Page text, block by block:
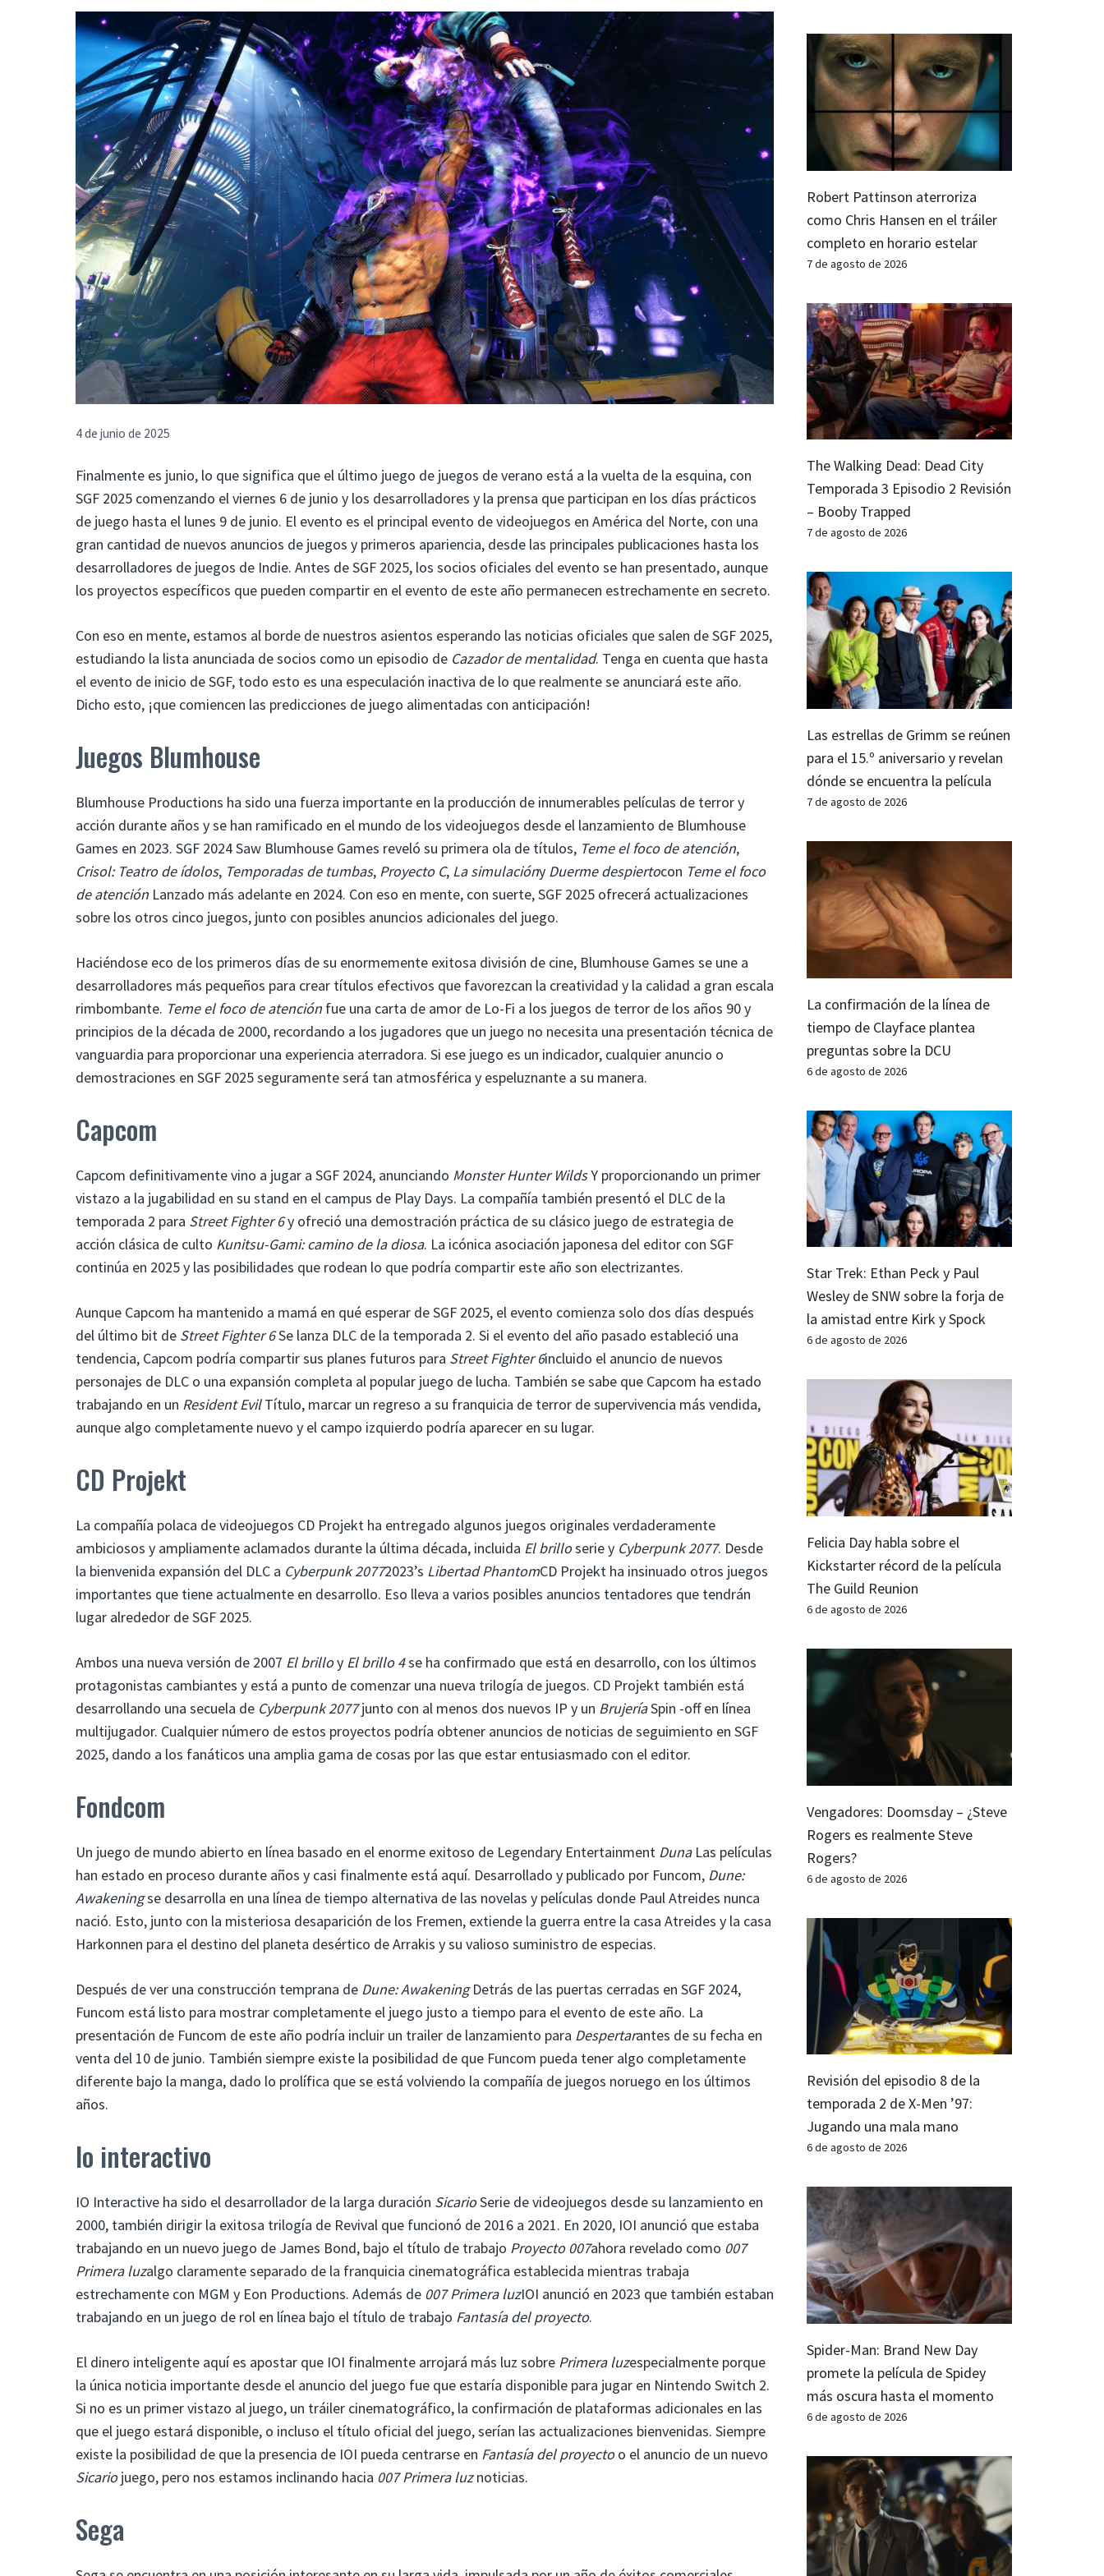
4 de junio de 2025
Finalmente es junio, lo que significa que el último juego de juegos de verano está a la vuelta de la esquina, con
SGF 2025 comenzando el viernes 6 de junio y los desarrolladores y la prensa que participan en los días prácticos
de juego hasta el lunes 9 de junio. El evento es el principal evento de videojuegos en América del Norte, con una
gran cantidad de nuevos anuncios de juegos y primeros apariencia, desde las principales publicaciones hasta los
desarrolladores de juegos de Indie. Antes de SGF 2025, los socios oficiales del evento se han presentado, aunque
los proyectos específicos que pueden compartir en el evento de este año permanecen estrechamente en secreto.
Con eso en mente, estamos al borde de nuestros asientos esperando las noticias oficiales que salen de SGF 2025,
estudiando la lista anunciada de socios como un episodio de Cazador de mentalidad. Tenga en cuenta que hasta
el evento de inicio de SGF, todo esto es una especulación inactiva de lo que realmente se anunciará este año.
Dicho esto, ¡que comiencen las predicciones de juego alimentadas con anticipación!
Juegos Blumhouse
Blumhouse Productions ha sido una fuerza importante en la producción de innumerables películas de terror y
acción durante años y se han ramificado en el mundo de los videojuegos desde el lanzamiento de Blumhouse
Games en 2023. SGF 2024 Saw Blumhouse Games reveló su primera ola de títulos, Teme el foco de atención,
Crisol: Teatro de ídolos, Temporadas de tumbas, Proyecto C, La simulacióny Duerme despiertocon Teme el foco
de atención Lanzado más adelante en 2024. Con eso en mente, con suerte, SGF 2025 ofrecerá actualizaciones
sobre los otros cinco juegos, junto con posibles anuncios adicionales del juego.
Haciéndose eco de los primeros días de su enormemente exitosa división de cine, Blumhouse Games se une a
desarrolladores más pequeños para crear títulos efectivos que favorezcan la creatividad y la calidad a gran escala
rimbombante. Teme el foco de atención fue una carta de amor de Lo-Fi a los juegos de terror de los años 90 y
principios de la década de 2000, recordando a los jugadores que un juego no necesita una presentación técnica de
vanguardia para proporcionar una experiencia aterradora. Si ese juego es un indicador, cualquier anuncio o
demostraciones en SGF 2025 seguramente será tan atmosférica y espeluznante a su manera.
Capcom
Capcom definitivamente vino a jugar a SGF 2024, anunciando Monster Hunter WildsY proporcionando un primer
vistazo a la jugabilidad en su stand en el campus de Play Days. La compañía también presentó el DLC de la
temporada 2 para Street Fighter 6y ofreció una demostración práctica de su clásico juego de estrategia de
acción clásica de culto Kunitsu-Gami: camino de la diosa. La icónica asociación japonesa del editor con SGF
continúa en 2025 y las posibilidades que rodean lo que podría compartir este año son electrizantes.
Aunque Capcom ha mantenido a mamá en qué esperar de SGF 2025, el evento comienza solo dos días después
del último bit de Street Fighter 6Se lanza DLC de la temporada 2. Si el evento del año pasado estableció una
tendencia, Capcom podría compartir sus planes futuros para Street Fighter 6incluido el anuncio de nuevos
personajes de DLC o una expansión completa al popular juego de lucha. También se sabe que Capcom ha estado
trabajando en un Resident EvilTítulo, marcar un regreso a su franquicia de terror de supervivencia más vendida,
aunque algo completamente nuevo y el campo izquierdo podría aparecer en su lugar.
CD Projekt
La compañía polaca de videojuegos CD Projekt ha entregado algunos juegos originales verdaderamente
ambiciosos y ampliamente aclamados durante la última década, incluida El brilloserie y Cyberpunk 2077. Desde
la bienvenida expansión del DLC a Cyberpunk 20772023’s Libertad PhantomCD Projekt ha insinuado otros juegos
importantes que tiene actualmente en desarrollo. Eso lleva a varios posibles anuncios tentadores que tendrán
lugar alrededor de SGF 2025.
Ambos una nueva versión de 2007 El brilloy El brillo 4se ha confirmado que está en desarrollo, con los últimos
protagonistas cambiantes y está a punto de comenzar una nueva trilogía de juegos. CD Projekt también está
desarrollando una secuela de Cyberpunk 2077junto con al menos dos nuevos IP y un BrujeríaSpin -off en línea
multijugador. Cualquier número de estos proyectos podría obtener anuncios de noticias de seguimiento en SGF
2025, dando a los fanáticos una amplia gama de cosas por las que estar entusiasmado con el editor.
Fondcom
Un juego de mundo abierto en línea basado en el enorme exitoso de Legendary Entertainment DunaLas películas
han estado en proceso durante años y casi finalmente está aquí. Desarrollado y publicado por Funcom, Dune:
Awakeningse desarrolla en una línea de tiempo alternativa de las novelas y películas donde Paul Atreides nunca
nació. Esto, junto con la misteriosa desaparición de los Fremen, extiende la guerra entre la casa Atreides y la casa
Harkonnen para el destino del planeta desértico de Arrakis y su valioso suministro de especias.
Después de ver una construcción temprana de Dune: AwakeningDetrás de las puertas cerradas en SGF 2024,
Funcom está listo para mostrar completamente el juego justo a tiempo para el evento de este año. La
presentación de Funcom de este año podría incluir un trailer de lanzamiento para Despertarantes de su fecha en
venta del 10 de junio. También siempre existe la posibilidad de que Funcom pueda tener algo completamente
diferente bajo la manga, dado lo prolífica que se está volviendo la compañía de juegos noruego en los últimos
años.
Io interactivo
IO Interactive ha sido el desarrollador de la larga duración SicarioSerie de videojuegos desde su lanzamiento en
2000, también dirigir la exitosa trilogía de Revival que funcionó de 2016 a 2021. En 2020, IOI anunció que estaba
trabajando en un nuevo juego de James Bond, bajo el título de trabajo Proyecto 007ahora revelado como 007
Primera luzalgo claramente separado de la franquicia cinematográfica establecida mientras trabaja
estrechamente con MGM y Eon Productions. Además de 007 Primera luzIOI anunció en 2023 que también estaban
trabajando en un juego de rol en línea bajo el título de trabajo Fantasía del proyecto.
El dinero inteligente aquí es apostar que IOI finalmente arrojará más luz sobre Primera luzespecialmente porque
la única noticia importante desde el anuncio del juego fue que estaría disponible para jugar en Nintendo Switch 2.
Si no es un primer vistazo al juego, un tráiler cinematográfico, la confirmación de plataformas adicionales en las
que el juego estará disponible, o incluso el título oficial del juego, serían las actualizaciones bienvenidas. Siempre
existe la posibilidad de que la presencia de IOI pueda centrarse en Fantasía del proyectoo el anuncio de un nuevo
Sicariojuego, pero nos estamos inclinando hacia 007 Primera luznoticias.
Sega
Robert Pattinson aterroriza
como Chris Hansen en el tráiler
completo en horario estelar
7 de agosto de 2026
The Walking Dead: Dead City
Temporada 3 Episodio 2 Revisión
– Booby Trapped
7 de agosto de 2026
Las estrellas de Grimm se reúnen
para el 15.º aniversario y revelan
dónde se encuentra la película
7 de agosto de 2026
La confirmación de la línea de
tiempo de Clayface plantea
preguntas sobre la DCU
6 de agosto de 2026
Star Trek: Ethan Peck y Paul
Wesley de SNW sobre la forja de
la amistad entre Kirk y Spock
6 de agosto de 2026
Felicia Day habla sobre el
Kickstarter récord de la película
The Guild Reunion
6 de agosto de 2026
Vengadores: Doomsday – ¿Steve
Rogers es realmente Steve
Rogers?
6 de agosto de 2026
Revisión del episodio 8 de la
temporada 2 de X-Men ’97:
Jugando una mala mano
6 de agosto de 2026
Spider-Man: Brand New Day
promete la película de Spidey
más oscura hasta el momento
6 de agosto de 2026